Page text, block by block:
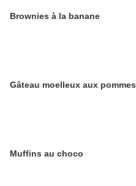
Brownies à la banane
Gâteau moelleux aux pommes
Muffins au choco